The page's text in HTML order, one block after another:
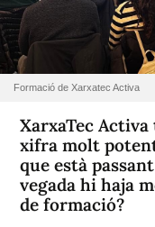
Formació de Xarxatec Activa
XarxaTec
xifra molt
que està
vegada hi haja
de formació?